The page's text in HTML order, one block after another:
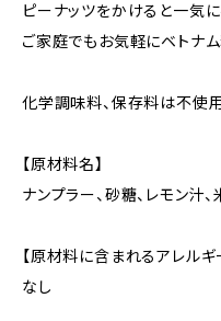
ピーナッツをかけると一気に
ご家庭でもお気軽にベトナ
化学調味料、保存料は不使用
【原材料名】
ナンプラー、砂糖、レモン汁
【原材料に含まれるアレルギ
なし